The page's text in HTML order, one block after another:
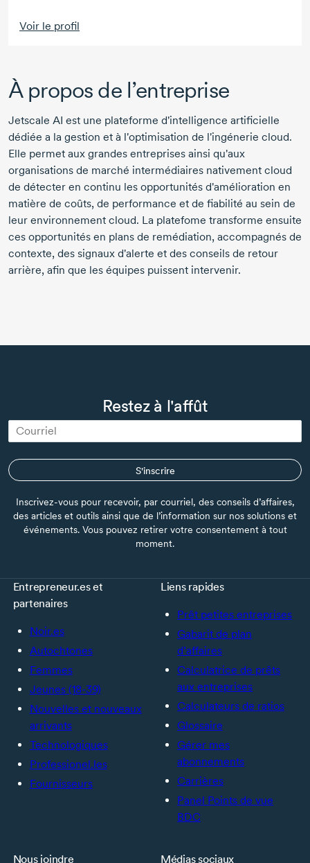
Voir le profil
À propos de l’entreprise
Jetscale AI est une plateforme d'intelligence artificielle
dédiée a la gestion et à l'optimisation de l'ingénerie cloud.
Elle permet aux grandes entreprises ainsi qu'aux
organisations de marché intermédiaires nativement cloud
de détecter en continu les opportunités d'amélioration en
matière de coûts, de performance et de fiabilité au sein de
leur environnement cloud. La platefome transforme ensuite
ces opportunités en plans de remédiation, accompagnés de
contexte, des signaux d'alerte et des conseils de retour
arrière, afin que les équipes puissent intervenir.
Restez à l'affût
S'inscrire
Inscrivez-vous pour recevoir, par courriel, des conseils d’affaires,
des articles et outils ainsi que de l’information sur nos solutions et
événements. Vous pouvez retirer votre consentement à tout
moment.
Entrepreneur.es et
partenaires
Noir.es
Autochtones
Femmes
Jeunes (18-39)
Nouvelles et nouveaux
arrivants
Technologiques
Professionel.les
Fournisseurs
Liens rapides
Prêt petites entreprises
Gabarit de plan
d’affaires
Calculatrice de prêts
aux entreprises
Calculateurs de ratios
Glossaire
Gérer mes
abonnements
Carrières
Panel Points de vue
BDC
Nous joindre Médias sociaux